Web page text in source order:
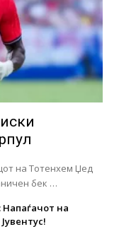
на Тотенхем Џед
бек …
Напаѓачот на